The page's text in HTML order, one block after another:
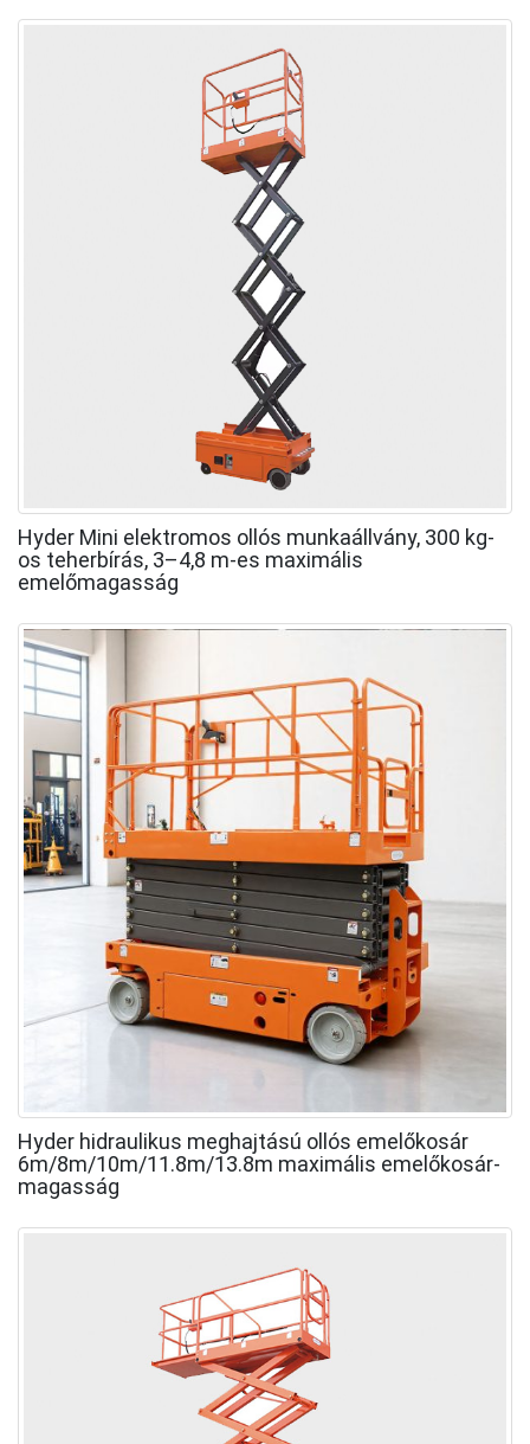
Hyder Mini elektromos ollós munkaállvány, 300 kg-
os teherbírás, 3–4,8 m-es maximális
emelőmagasság
Hyder hidraulikus meghajtású ollós emelőkosár
6m/8m/10m/11.8m/13.8m maximális emelőkosár-
magasság